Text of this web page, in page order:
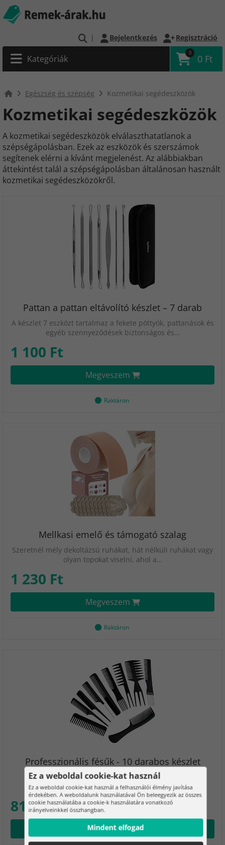
| Bejelentkezés Regisztráció
Kategóriák
0
0 Ft
Egészség és szépség Kozmetikai segédeszközök
Kozmetikai segédeszközök
A kozmetikai segédeszközök elválaszthatatlanok a
szépségápolásban. Ezek az eszközök és szerszámok
segítenek elérni a kívánt megjelenést. Az alábbiakban
áttekintést talál a szépségápolásban általánosan használt
kozmetikai segédeszközökről.
Pattan a pattan eltávolító készlet – 7 darab
A készlet 7 eszközt tartalmaz a fekete pöttyök, pattanások és
egyéb szennyeződések biztonságos és…
1 100 Ft
Megveszem
Raktáron
Mellkasi emelő és támogató szalag
Szeretnél mély dekoltázsú ruhákat, hát nélküli ruhákat vagy
olyan topokat viselni, ahol a…
1 230 Ft
Megveszem
Raktáron
Professzionális fésűk - 10 darabos készlet
A professzionális fésűk praktikus készlete ideális a
fodrászszalonban való használatra.
810 Ft
Megveszem
Ez a weboldal cookie-kat használ
Ez a weboldal cookie-kat használ a felhasználói élmény javítása
érdekében. A weboldalunk használatával Ön beleegyezik az összes
cookie használatába a cookie-k használatára vonatkozó
irányelveinkkel összhangban.
Mindent elfogad